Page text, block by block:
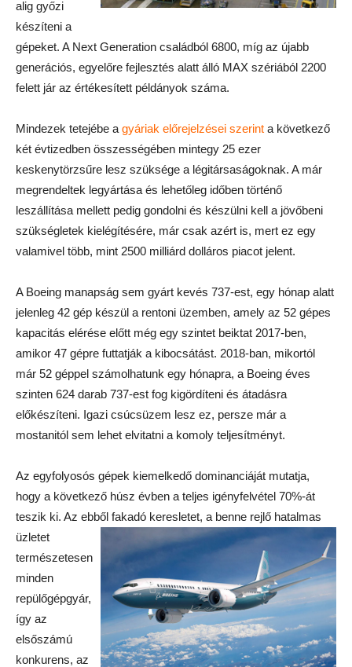
alig győzi
készíteni a
gépeket. A Next Generation családból 6800, míg az újabb
generációs, egyelőre fejlesztés alatt álló MAX szériából 2200
felett jár az értékesített példányok száma.
Mindezek tetejébe a gyáriak előrejelzései szerint a következő
két évtizedben összességében mintegy 25 ezer
keskenytörzsűre lesz szüksége a légitársaságoknak. A már
megrendeltek legyártása és lehetőleg időben történő
leszállítása mellett pedig gondolni és készülni kell a jövőbeni
szükségletek kielégítésére, már csak azért is, mert ez egy
valamivel több, mint 2500 milliárd dolláros piacot jelent.
A Boeing manapság sem gyárt kevés 737-est, egy hónap alatt
jelenleg 42 gép készül a rentoni üzemben, amely az 52 gépes
kapacitás elérése előtt még egy szintet beiktat 2017-ben,
amikor 47 gépre futtatják a kibocsátást. 2018-ban, mikortól
már 52 géppel számolhatunk egy hónapra, a Boeing éves
szinten 624 darab 737-est fog kigördíteni és átadásra
előkészíteni. Igazi csúcsüzem lesz ez, persze már a
mostanitól sem lehet elvitatni a komoly teljesítményt.
Az egyfolyosós gépek kiemelkedő dominanciáját mutatja,
hogy a következő húsz évben a teljes igényfelvétel 70%-át
teszik ki. Az ebből fakadó keresletet, a benne rejlő hatalmas
üzletet
természetesen
minden
repülőgépgyár,
így az
elsőszámú
konkurens, az